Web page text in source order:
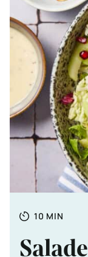
Totale
10 MINUTEN
MIN